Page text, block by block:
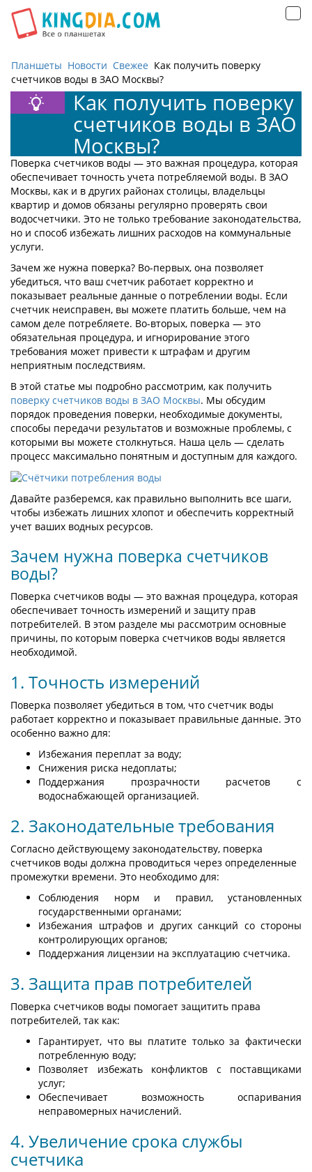
Планшеты Новости Свежее Как получить поверку
счетчиков воды в ЗАО Москвы?
Как получить поверку
счетчиков воды в ЗАО
Москвы?
Поверка счетчиков воды — это важная процедура, которая
обеспечивает точность учета потребляемой воды. В ЗАО
Москвы, как и в других районах столицы, владельцы
квартир и домов обязаны регулярно проверять свои
водосчетчики. Это не только требование законодательства,
но и способ избежать лишних расходов на коммунальные
услуги.
Зачем же нужна поверка? Во-первых, она позволяет
убедиться, что ваш счетчик работает корректно и
показывает реальные данные о потреблении воды. Если
счетчик неисправен, вы можете платить больше, чем на
самом деле потребляете. Во-вторых, поверка — это
обязательная процедура, и игнорирование этого
требования может привести к штрафам и другим
неприятным последствиям.
В этой статье мы подробно рассмотрим, как получить
поверку счетчиков воды в ЗАО Москвы. Мы обсудим
порядок проведения поверки, необходимые документы,
способы передачи результатов и возможные проблемы, с
которыми вы можете столкнуться. Наша цель — сделать
процесс максимально понятным и доступным для каждого.
Давайте разберемся, как правильно выполнить все шаги,
чтобы избежать лишних хлопот и обеспечить корректный
учет ваших водных ресурсов.
Зачем нужна поверка счетчиков
воды?
Поверка счетчиков воды — это важная процедура, которая
обеспечивает точность измерений и защиту прав
потребителей. В этом разделе мы рассмотрим основные
причины, по которым поверка счетчиков воды является
необходимой.
1. Точность измерений
Поверка позволяет убедиться в том, что счетчик воды
работает корректно и показывает правильные данные. Это
особенно важно для:
Избежания переплат за воду;
Снижения риска недоплаты;
Поддержания прозрачности расчетов с
водоснабжающей организацией.
2. Законодательные требования
Согласно действующему законодательству, поверка
счетчиков воды должна проводиться через определенные
промежутки времени. Это необходимо для:
Соблюдения норм и правил, установленных
государственными органами;
Избежания штрафов и других санкций со стороны
контролирующих органов;
Поддержания лицензии на эксплуатацию счетчика.
3. Защита прав потребителей
Поверка счетчиков воды помогает защитить права
потребителей, так как:
Гарантирует, что вы платите только за фактически
потребленную воду;
Позволяет избежать конфликтов с поставщиками
услуг;
Обеспечивает возможность оспаривания
неправомерных начислений.
4. Увеличение срока службы
счетчика